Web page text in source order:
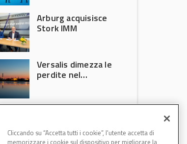
Arburg acquisisce
Stork IMM
Versalis dimezza le
perdite nel
chiedono
Cliccando su “Accetta tutti i cookie”, l'utente accetta di